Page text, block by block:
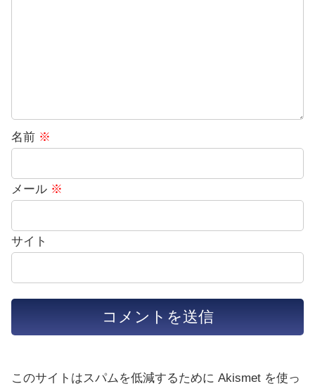
名前 ※
メール ※
サイト
このサイトはスパムを低減するために Akismet を使っ